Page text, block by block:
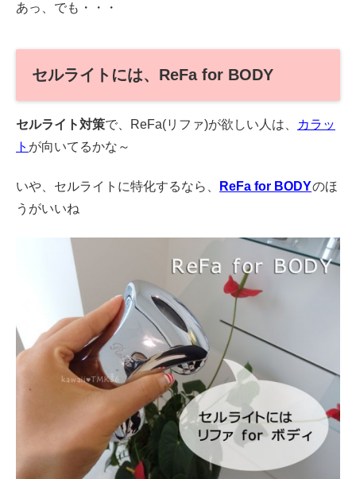
あっ、でも・・・
セルライトには、ReFa for BODY
セルライト対策で、ReFa(リファ)が欲しい人は、
カラッ
ト が向いてるかな～
いや、セルライトに特化するなら、 ReFa for BODYのほ
うがいいね